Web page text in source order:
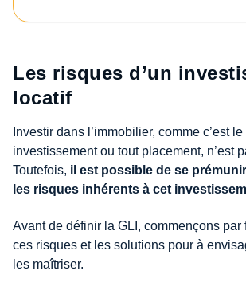
Les risques d’un
locatif
Investir dans l’immobilier, comme c’est
investissement ou tout placement, n’est
Toutefois, il est possible de se
les risques inhérents à cet
Avant de définir la GLI, commençons par
ces risques et les solutions pour à
les maîtriser.